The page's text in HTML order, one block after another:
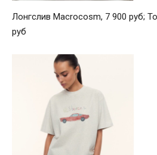
Лонгслив Macrocosm, 7 900 руб;
руб